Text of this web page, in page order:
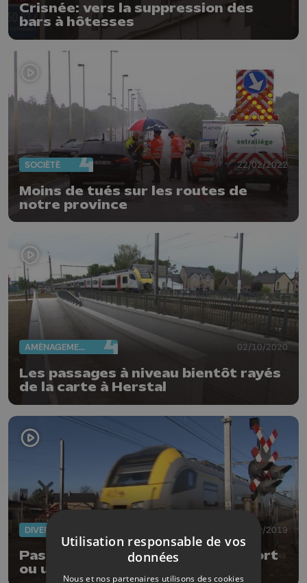
Crisnée: vers la suppression des
bars à hôtesses
SOCIÉTÉ 22/02/2022
Moins de tués sur les routes de
notre province
AMÉNAGEMENT DU TERRITOIRE 02/10/2020
Les passages à niveau bientôt rayés
de la carte à Herstal
DIVERS 14/02/2019
Passages à niveau : près de un mort
ou un blessé grave par mois
Utilisation responsable de vos
données
Nous et nos partenaires utilisons des cookies